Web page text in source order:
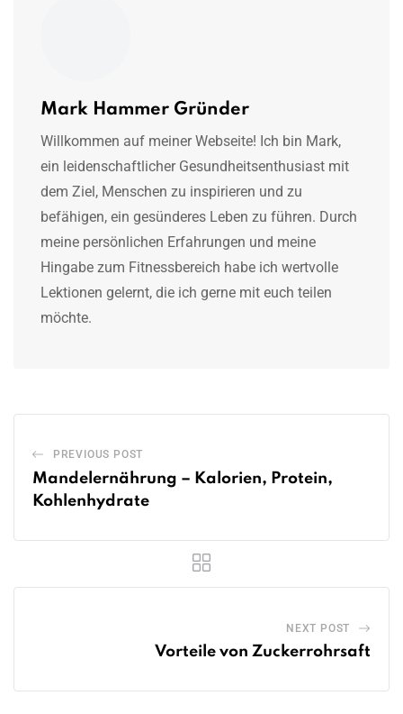
Mark Hammer Gründer
Willkommen auf meiner Webseite! Ich bin Mark,
ein leidenschaftlicher Gesundheitsenthusiast mit
dem Ziel, Menschen zu inspirieren und zu
befähigen, ein gesünderes Leben zu führen. Durch
meine persönlichen Erfahrungen und meine
Hingabe zum Fitnessbereich habe ich wertvolle
Lektionen gelernt, die ich gerne mit euch teilen
möchte.
PREVIOUS POST
Mandelernährung – Kalorien, Protein,
Kohlenhydrate
NEXT POST
Vorteile von Zuckerrohrsaft